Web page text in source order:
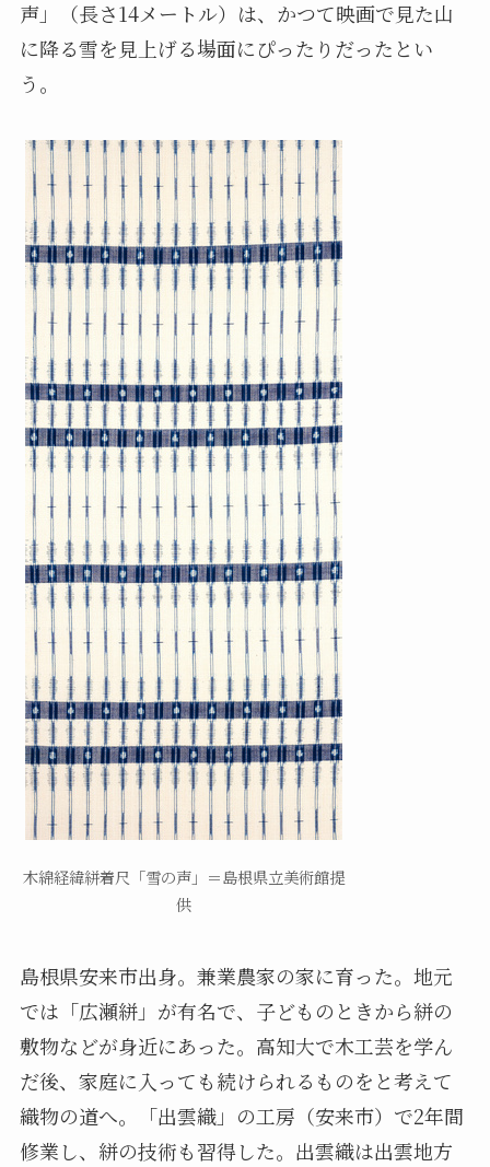
声」（長さ14メートル）は、かつて映画で見た山
に降る雪を見上げる場面にぴったりだったとい
う。
木綿経緯絣着尺「雪の声」＝島根県立美術館提
供
島根県安来市出身。兼業農家の家に育った。地元
では「広瀬絣」が有名で、子どものときから絣の
敷物などが身近にあった。高知大で木工芸を学ん
だ後、家庭に入っても続けられるものをと考えて
織物の道へ。「出雲織」の工房（安来市）で2年間
修業し、絣の技術も習得した。出雲織は出雲地方